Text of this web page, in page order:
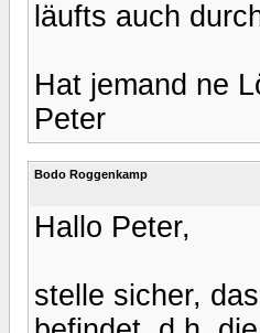
läufts auch
Hat jemand ne
Peter
Bodo Roggenkamp
Hallo Peter,
stelle sicher,